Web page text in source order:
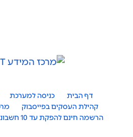
דף הבית כניסה למערכת
קהילת העסקים בפייסבוק
הרשמה חינם להפקת עד 10 חשבוניות בחודש ללא עלות